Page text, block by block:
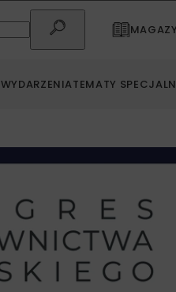
WYDARZENIATEMATY